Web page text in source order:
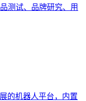
测试、品牌研究、用
的机器人平台，内置